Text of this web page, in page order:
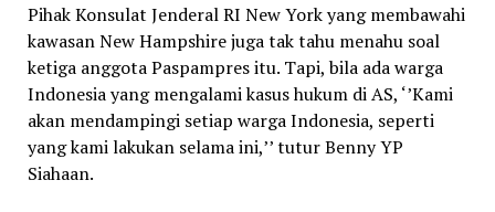
Pihak Konsulat Jenderal RI New York yang membawahi
kawasan New Hampshire juga tak tahu menahu soal
ketiga anggota Paspampres itu. Tapi, bila ada warga
Indonesia yang mengalami kasus hukum di AS, ‘’Kami
akan mendampingi setiap warga Indonesia, seperti
yang kami lakukan selama ini,’’ tutur Benny YP
Siahaan.